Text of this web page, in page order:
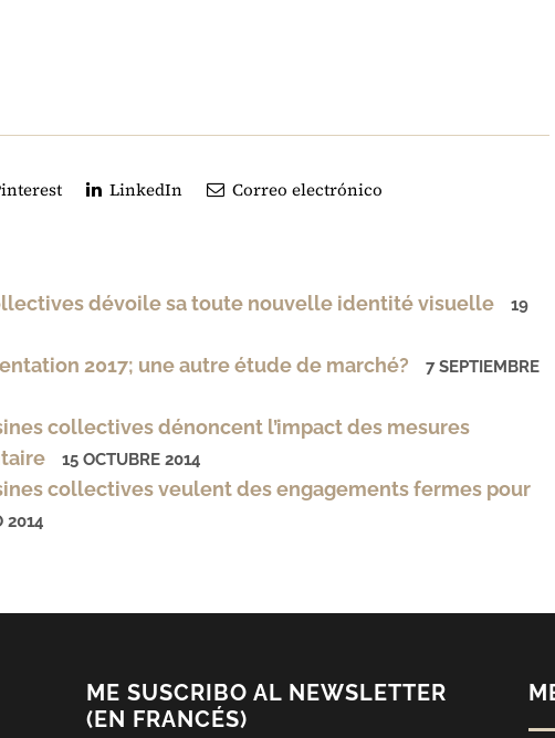
LinkedIn Correo electrónico
dévoile sa toute nouvelle identité visuelle
19
2017; une autre étude de marché?
7 SEPTIEMBRE
collectives dénoncent l’impact des mesures
15 OCTUBRE 2014
collectives veulent des engagements fermes pour
2014
ME SUSCRIBO AL NEWSLETTER
(EN FRANCÉS)